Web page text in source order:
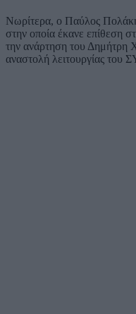
Νωρίτερα, ο Παύλος
στην οποία έκανε επίθεση
την ανάρτηση του Δημήτρη
αναστολή λειτουργίας του